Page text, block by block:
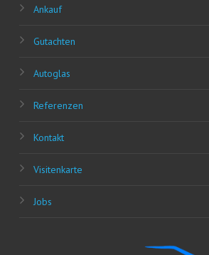
Ankauf
Gut­ach­ten
Auto­glas
Refe­ren­zen
Kon­takt
Visi­ten­kar­te
Jobs